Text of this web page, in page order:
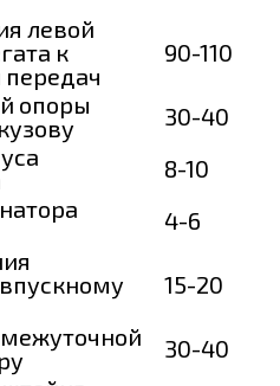
левой
к
90-110
опоры
30-40
8-10
4-6
15-20
30-40